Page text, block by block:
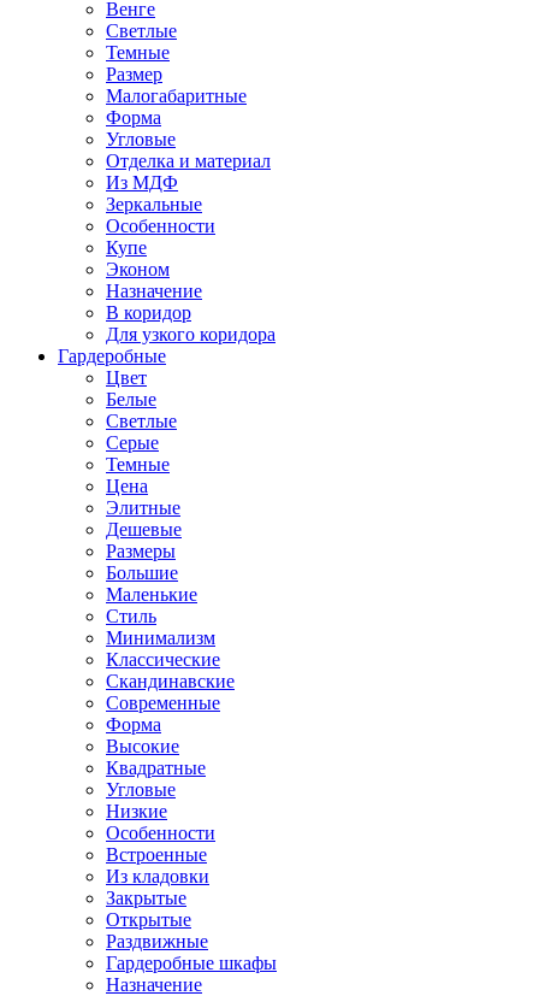
Венге
Светлые
Темные
Размер
Малогабаритные
Форма
Угловые
Отделка и материал
Из МДФ
Зеркальные
Особенности
Купе
Эконом
Назначение
В коридор
Для узкого коридора
Гардеробные
Цвет
Белые
Светлые
Серые
Темные
Цена
Элитные
Дешевые
Размеры
Большие
Маленькие
Стиль
Минимализм
Классические
Скандинавские
Современные
Форма
Высокие
Квадратные
Угловые
Низкие
Особенности
Встроенные
Из кладовки
Закрытые
Открытые
Раздвижные
Гардеробные шкафы
Назначение